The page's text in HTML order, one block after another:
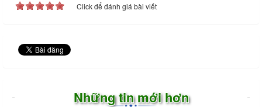
Click để đánh giá bài viết
Những tin mới hơn